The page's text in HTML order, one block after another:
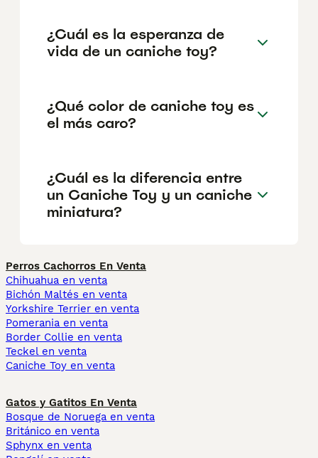
¿Cuál es la esperanza de
vida de un caniche toy?
¿Qué color de caniche toy es
el más caro?
¿Cuál es la diferencia entre
un Caniche Toy y un caniche
miniatura?
Perros Cachorros En Venta
Chihuahua en venta
Bichón Maltés en venta
Yorkshire Terrier en venta
Pomerania en venta
Border Collie en venta
Teckel en venta
Caniche Toy en venta
Gatos y Gatitos En Venta
Bosque de Noruega en venta
Británico en venta
Sphynx en venta